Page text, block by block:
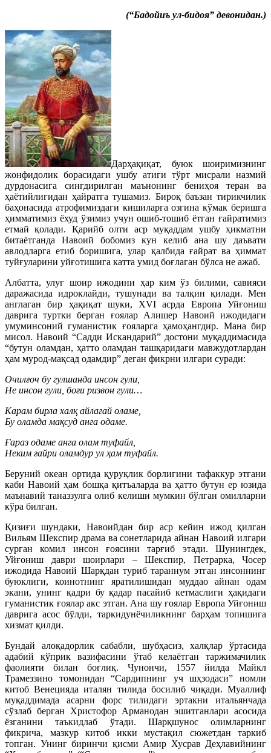
(“Бадойиъ ул-бидоя” девонидан.)
Дарҳақиқат, буюк шоиримизнинг
жонфидолик борасидаги ушбу атиги тўрт мисрали назмий
дурдонасига сингдирилган маънонинг бениҳоя теран ва
ҳаётийлигидан ҳайратга тушамиз. Бироқ баъзан тирикчилик
баҳонасида атрофимиздаги кишиларга озгина кўмак беришга
ҳимматимиз ёхуд ўзимиз учун ошиб-тошиб ётган ғайратимиз
етмай қолади. Қарийб олти аср муқаддам ушбу ҳикматни
битаётганда Навоий бобомиз кун келиб ана шу даъвати
авлодларга етиб боришига, улар қалбида ғайрат ва ҳиммат
туйғуларини уйғотишига катта умид боғлаган бўлса не ажаб.
Албатта, улуғ шоир ижодини ҳар ким ўз билими, савияси
даражасида идроклайди, тушунади ва талқин қилади. Мен
англаган бир ҳақиқат шуки, XVI асрда Европа Уйғониш
даврига туртки берган ғоялар Алишер Навоий ижодидаги
умуминсоний гуманистик ғояларга ҳамоҳангдир. Мана бир
мисол. Навоий “Садди Искандарий” достони муқаддимасида
“бутун оламдан, ҳатто оламдан ташқаридаги мавжудотлардан
ҳам мурод-мақсад одамдир” деган фикрни илгари суради:
Очилғоч бу гулшанда инсон гули,
Не инсон гули, боғи ризвон гули…
Карам бирла халқ айлагай оламе,
Бу оламда мақсуд анга одаме.
Ғараз одаме анга олам туфайл,
Неким ғайри оламдур ул ҳам туфайл.
Беруний океан ортида қуруқлик борлигини тафаккур этгани
каби Навоий ҳам бошқа қитъаларда ва ҳатто бутун ер юзида
маънавий таназзулга олиб келиши мумкин бўлган омилларни
кўра билган.
Қизиғи шундаки, Навоийдан бир аср кейин ижод қилган
Вильям Шекспир драма ва сонетларида айнан Навоий илгари
сурган комил инсон ғоясини тарғиб этади. Шунингдек,
Уйғониш даври шоирлари – Шекспир, Петрарка, Чосер
ижодида Навоий Шарқдан туриб тараннум этган инсоннинг
буюклиги, коинотнинг яратилишидан муддао айнан одам
экани, унинг қадри бу қадар пасайиб кетмаслиги ҳақидаги
гуманистик ғоялар акс этган. Ана шу ғоялар Европа Уйғониш
даврига асос бўлди, таркидунёчиликнинг барҳам топишига
хизмат қилди.
Бундай алоқадорлик сабабли, шубҳасиз, халқлар ўртасида
адабий кўприк вазифасини ўтаб келаётган таржимачилик
фаолияти билан боғлиқ. Чунончи, 1557 йилда Майкл
Трамеззино томонидан “Сардипнинг уч шҳзодаси” номли
китоб Венецияда италян тилида босилиб чиқади. Муаллиф
муқаддимада асарни форс тилидаги эртакни итальянчада
сўзлаб берган Христофор Арманодан эшитганлари асосида
ёзганини таъкидлаб ўтади. Шарқшунос олимларнинг
фикрича, мазкур китоб икки мустақил сюжетдан таркиб
топган. Унинг биринчи қисми Амир Хусрав Деҳлавийнинг